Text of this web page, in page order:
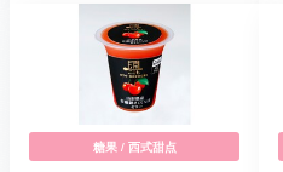
糖果 / 西式甜点